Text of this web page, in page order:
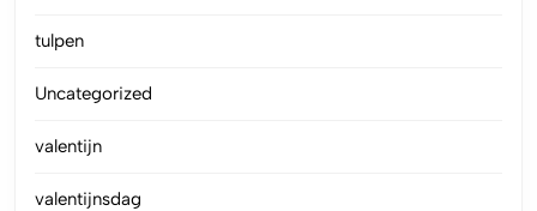
tulpen
Uncategorized
valentijn
valentijnsdag